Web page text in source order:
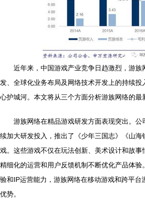
近年来，中国游戏产业竞争日趋激烈，游
发、全球化业务布局及网络技术开发上的持续
心护城河。本文将从三个方面分析游族网络的最
游族网络在精品游戏研发方面表现突出。
续加大研发投入，推出了《少年三国志》《山海
戏。这些游戏不仅在玩法创新、美术设计和故事
精细化的运营和用户反馈机制不断优化产品体
验和IP运营能力，游族网络在移动游戏和跨平台
优势。